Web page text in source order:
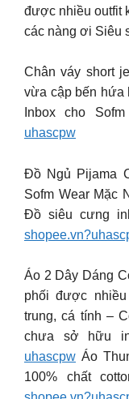
được nhiều outfit
các nàng ơi Siêu
Chân váy short
vừa cập bến hứa
Inbox cho
uhascpw
Đồ Ngủ Pijama
Sofm Wear Mặc
Đồ siêu cưng
Áo 2 Dây Dáng
phối được
trung, cá tính –
chưa sở hữu
uhascpw Áo
100% chất